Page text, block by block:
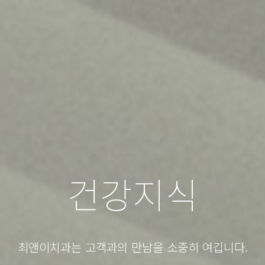
건강지식
최앤이치과는 고객과의 만남을 소중히 여깁니다.